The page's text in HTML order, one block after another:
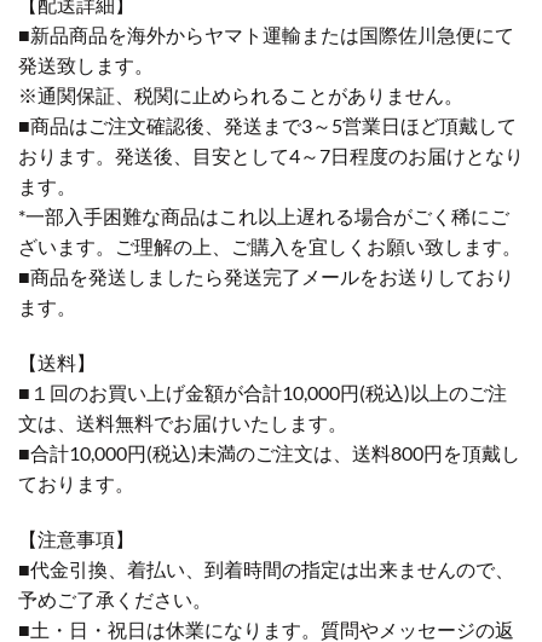
■新品商品を海外からヤマト運輸または国際佐川急便にて
発送致します。
※通関保証、税関に止められることがありません。
■商品はご注文確認後、発送まで3～5営業日ほど頂戴して
おります。発送後、目安として4～7日程度のお届けとなり
ます。
*一部入手困難な商品はこれ以上遅れる場合がごく稀にご
ざいます。ご理解の上、ご購入を宜しくお願い致します。
■商品を発送しましたら発送完了メールをお送りしており
ます。
【送料】
■１回のお買い上げ金額が合計10,000円(税込)以上のご注
文は、送料無料でお届けいたします。
■合計10,000円(税込)未満のご注文は、送料800円を頂戴し
ております。
【注意事項】
■代金引換、着払い、到着時間の指定は出来ませんので、
予めご了承ください。
■土・日・祝日は休業になります。質問やメッセージの返